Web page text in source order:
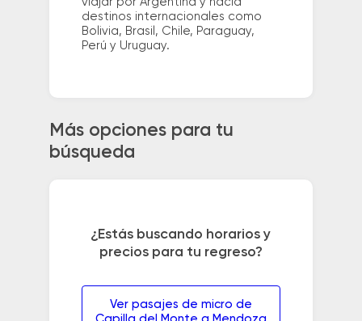
destinos internacionales como
Bolivia, Brasil, Chile, Paraguay,
Perú y Uruguay.
Más opciones para tu
búsqueda
¿Estás buscando horarios y
precios para tu regreso?
Ver pasajes de micro de